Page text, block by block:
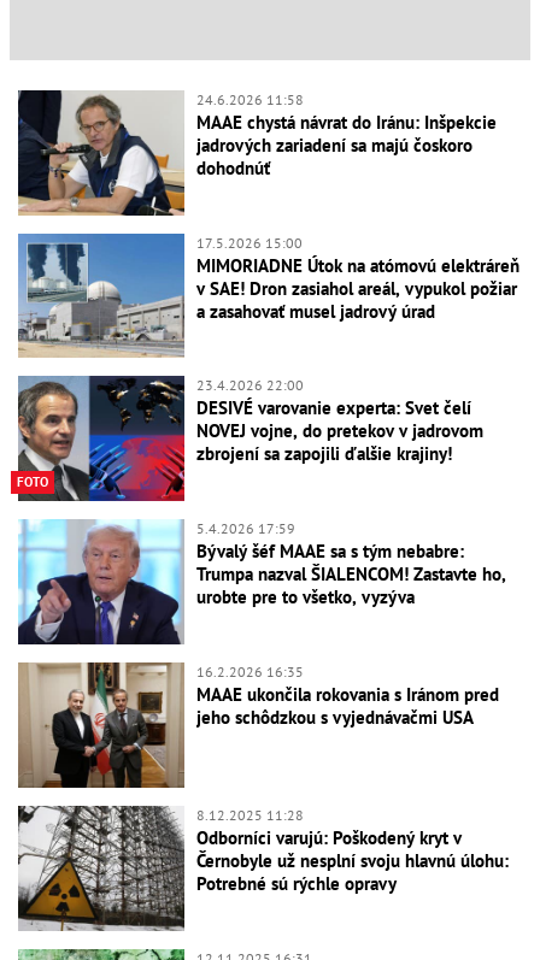
24.6.2026 11:58
MAAE chystá návrat do Iránu: Inšpekcie
jadrových zariadení sa majú čoskoro
dohodnúť
17.5.2026 15:00
MIMORIADNE Útok na atómovú elektráreň
v SAE! Dron zasiahol areál, vypukol požiar
a zasahovať musel jadrový úrad
FOTO
23.4.2026 22:00
DESIVÉ varovanie experta: Svet čelí
NOVEJ vojne, do pretekov v jadrovom
zbrojení sa zapojili ďalšie krajiny!
5.4.2026 17:59
Bývalý šéf MAAE sa s tým nebabre:
Trumpa nazval ŠIALENCOM! Zastavte ho,
urobte pre to všetko, vyzýva
16.2.2026 16:35
MAAE ukončila rokovania s Iránom pred
jeho schôdzkou s vyjednávačmi USA
8.12.2025 11:28
Odborníci varujú: Poškodený kryt v
Černobyle už nesplní svoju hlavnú úlohu:
Potrebné sú rýchle opravy